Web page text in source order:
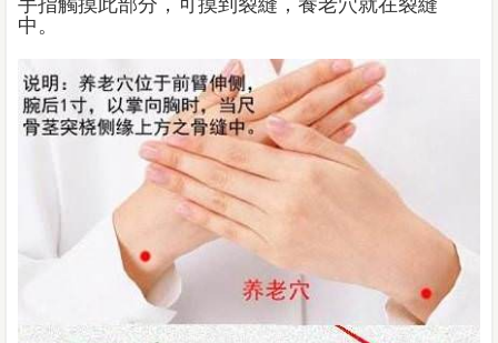
手指觸摸此部分，可摸到裂縫，養老穴就在裂縫
中。